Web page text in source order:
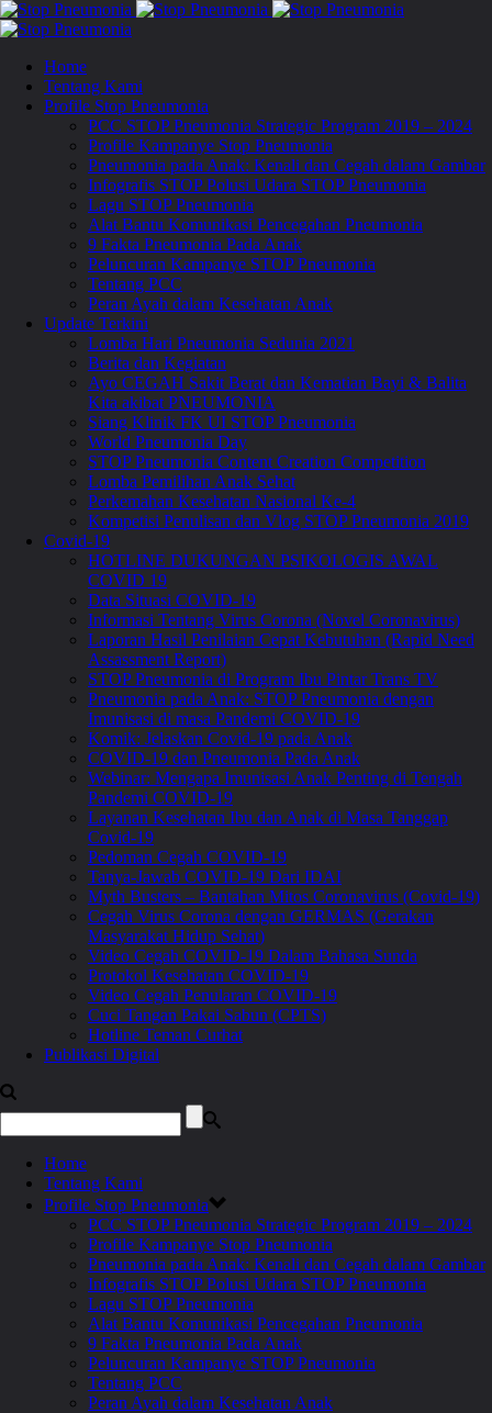
Home
Tentang Kami
Profile Stop Pneumonia
PCC STOP Pneumonia Strategic Program 2019 – 2024
Profile Kampanye Stop Pneumonia
Pneumonia pada Anak: Kenali dan Cegah dalam Gambar
Infografis STOP Polusi Udara STOP Pneumonia
Lagu STOP Pneumonia
Alat Bantu Komunikasi Pencegahan Pneumonia
9 Fakta Pneumonia Pada Anak
Peluncuran Kampanye STOP Pneumonia
Tentang PCC
Peran Ayah dalam Kesehatan Anak
Update Terkini
Lomba Hari Pneumonia Sedunia 2021
Berita dan Kegiatan
Ayo CEGAH Sakit Berat dan Kematian Bayi & Balita
Kita akibat PNEUMONIA
Siang Klinik FK UI STOP Pneumonia
World Pneumonia Day
STOP Pneumonia Content Creation Competition
Lomba Pemilihan Anak Sehat
Perkemahan Kesehatan Nasional Ke-4
Kompetisi Penulisan dan Vlog STOP Pneumonia 2019
Covid-19
HOTLINE DUKUNGAN PSIKOLOGIS AWAL
COVID 19
Data Situasi COVID-19
Informasi Tentang Virus Corona (Novel Coronavirus)
Laporan Hasil Penilaian Cepat Kebutuhan (Rapid Need
Assassment Report)
STOP Pneumonia di Program Ibu Pintar Trans TV
Pneumonia pada Anak: STOP Pneumonia dengan
Imunisasi di masa Pandemi COVID-19
Komik: Jelaskan Covid-19 pada Anak
COVID-19 dan Pneumonia Pada Anak
Webinar: Mengapa Imunisasi Anak Penting di Tengah
Pandemi COVID-19
Layanan Kesehatan Ibu dan Anak di Masa Tanggap
Covid-19
Pedoman Cegah COVID-19
Tanya-Jawab COVID-19 Dari IDAI
Myth Busters – Bantahan Mitos Coronavirus (Covid-19)
Cegah Virus Corona dengan GERMAS (Gerakan
Masyarakat Hidup Sehat)
Video Cegah COVID-19 Dalam Bahasa Sunda
Protokol Kesehatan COVID-19
Video Cegah Penularan COVID-19
Cuci Tangan Pakai Sabun (CPTS)
Hotline Teman Curhat
Publikasi Digital
Home
Tentang Kami
Profile Stop Pneumonia
PCC STOP Pneumonia Strategic Program 2019 – 2024
Profile Kampanye Stop Pneumonia
Pneumonia pada Anak: Kenali dan Cegah dalam Gambar
Infografis STOP Polusi Udara STOP Pneumonia
Lagu STOP Pneumonia
Alat Bantu Komunikasi Pencegahan Pneumonia
9 Fakta Pneumonia Pada Anak
Peluncuran Kampanye STOP Pneumonia
Tentang PCC
Peran Ayah dalam Kesehatan Anak